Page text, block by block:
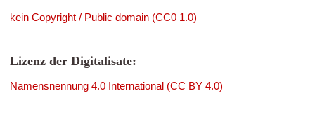
kein Copyright / Public domain (CC0 1.0)
Lizenz der Digitalisate:
Namensnennung 4.0 International (CC BY 4.0)